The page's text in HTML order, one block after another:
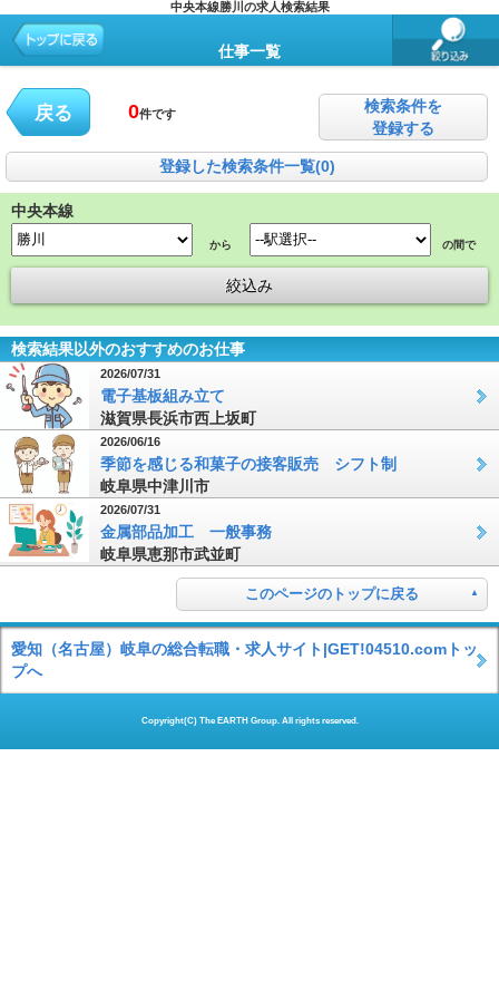
中央本線勝川の求人検索結果
仕事一覧
戻る 0件です
検索条件を
登録する
登録した検索条件一覧(0)
中央本線
から の間で
検索結果以外のおすすめのお仕事
2026/07/31
電子基板組み立て
滋賀県長浜市西上坂町
2026/06/16
季節を感じる和菓子の接客販売 シフト制
岐阜県中津川市
2026/07/31
金属部品加工 一般事務
岐阜県恵那市武並町
このページのトップに戻る
愛知（名古屋）岐阜の総合転職・求人サイト|GET!04510.comトッ
プへ
Copyright(C) The EARTH Group. All rights reserved.